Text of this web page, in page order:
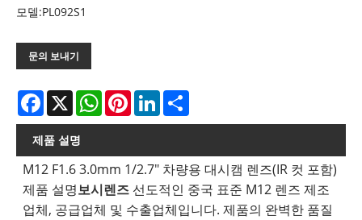
모델:PL092S1
문의 보내기
Facebook
X WhatsAppPinterestLinkedIn
제품 설명
M12 F1.6 3.0mm 1/2.7" 차량용 대시캠 렌즈(IR 컷 포함)
제품 설명보시렌즈 선도적인 중국 표준 M12 렌즈 제조
업체, 공급업체 및 수출업체입니다. 제품의 완벽한 품질